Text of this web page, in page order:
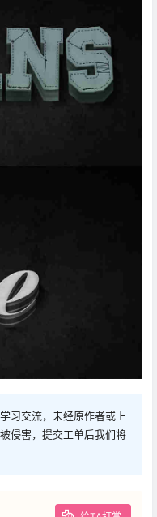
习交流，未经原作者或上
侵害，提交工单后我们将